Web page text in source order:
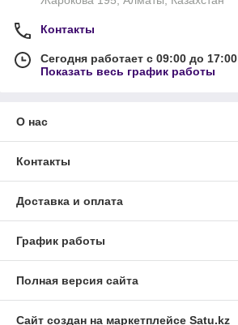
Контакты
Сегодня работает с 09:00 до 17:00
Показать весь график работы
О нас
Контакты
Доставка и оплата
График работы
Полная версия сайта
Сайт создан на маркетплейсе Satu.kz